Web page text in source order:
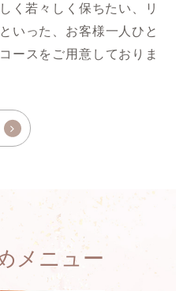
く若々しく保ちたい、リ
いった、お客様一人ひと
ースをご用意しておりま
メニュー